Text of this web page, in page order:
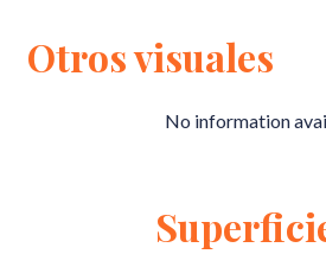
Otros visuales
No information